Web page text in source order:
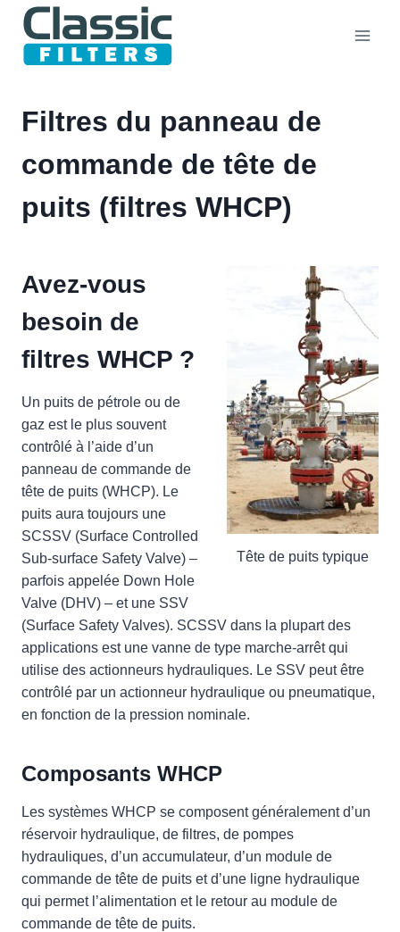
Aller
contenu
Filtres du panneau de
commande de tête de
puits (filtres WHCP)
Tête de puits typique
Avez-vous
besoin de
filtres WHCP ?
Un puits de pétrole ou de
gaz est le plus souvent
contrôlé à l’aide d’un
panneau de commande de
tête de puits (WHCP). Le
puits aura toujours une
SCSSV (Surface Controlled
Sub-surface Safety Valve) –
parfois appelée Down Hole
Valve (DHV) – et une SSV
(Surface Safety Valves). SCSSV dans la plupart des
applications est une vanne de type marche-arrêt qui
utilise des actionneurs hydrauliques. Le SSV peut être
contrôlé par un actionneur hydraulique ou pneumatique,
en fonction de la pression nominale.
Composants WHCP
Les systèmes WHCP se composent généralement d’un
réservoir hydraulique, de filtres, de pompes
hydrauliques, d’un accumulateur, d’un module de
commande de tête de puits et d’une ligne hydraulique
qui permet l’alimentation et le retour au module de
commande de tête de puits.